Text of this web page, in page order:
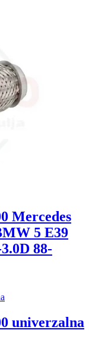
Mercedes
5 E39
88-
univerzalna